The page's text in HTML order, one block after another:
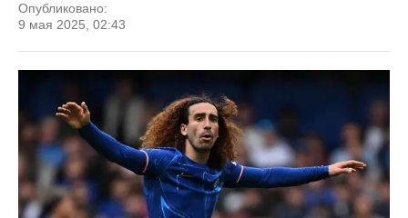
Опубликовано:
9 мая 2025, 02:43